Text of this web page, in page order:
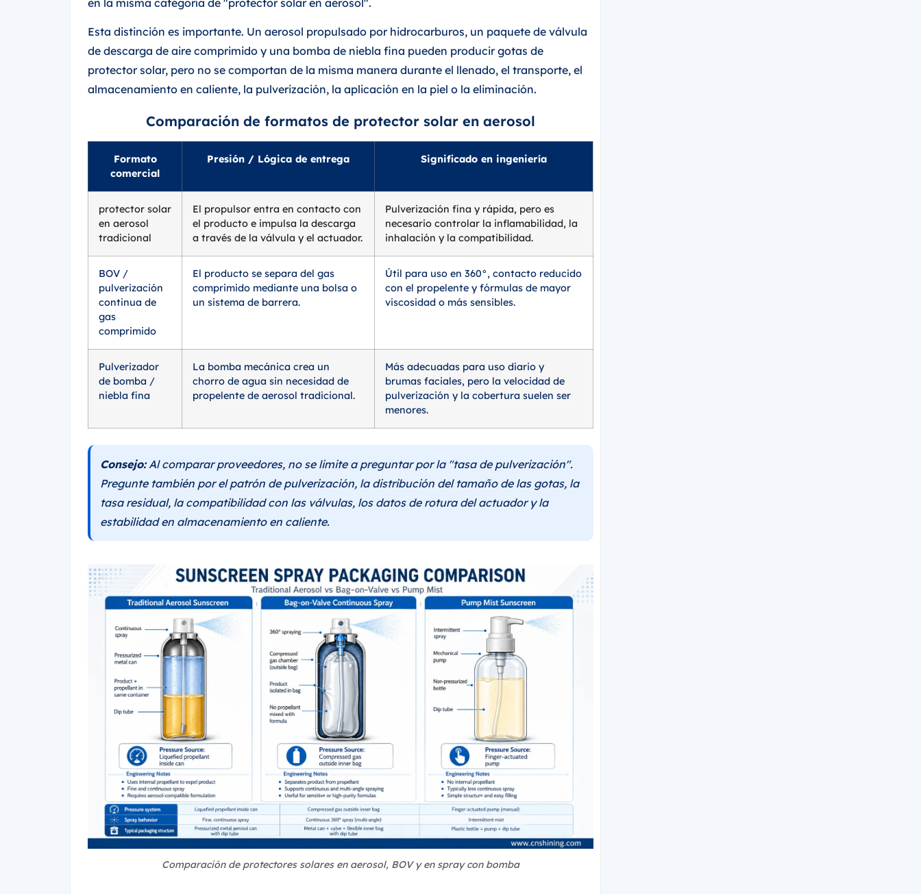
Esta distinción es importante. Un aerosol propulsado por hidrocarburos, un paquete de válvula
de descarga de aire comprimido y una bomba de niebla fina pueden producir gotas de
protector solar, pero no se comportan de la misma manera durante el llenado, el transporte, el
almacenamiento en caliente, la pulverización, la aplicación en la piel o la eliminación.
Comparación de formatos de protector solar en aerosol
Formato
comercial
Presión / Lógica de entrega Significado en ingeniería
protector solar
en aerosol
tradicional
El propulsor entra en contacto con
el producto e impulsa la descarga
a través de la válvula y el actuador.
Pulverización fina y rápida, pero es
necesario controlar la inflamabilidad, la
inhalación y la compatibilidad.
BOV /
pulverización
continua de
gas
comprimido
El producto se separa del gas
comprimido mediante una bolsa o
un sistema de barrera.
Útil para uso en 360°, contacto reducido
con el propelente y fórmulas de mayor
viscosidad o más sensibles.
Pulverizador
de bomba /
niebla fina
La bomba mecánica crea un
chorro de agua sin necesidad de
propelente de aerosol tradicional.
Más adecuadas para uso diario y
brumas faciales, pero la velocidad de
pulverización y la cobertura suelen ser
menores.
Consejo:Al comparar proveedores, no se limite a preguntar por la "tasa de pulverización".
Pregunte también por el patrón de pulverización, la distribución del tamaño de las gotas, la
tasa residual, la compatibilidad con las válvulas, los datos de rotura del actuador y la
estabilidad en almacenamiento en caliente.
Comparación de protectores solares en aerosol, BOV y en spray con bomba